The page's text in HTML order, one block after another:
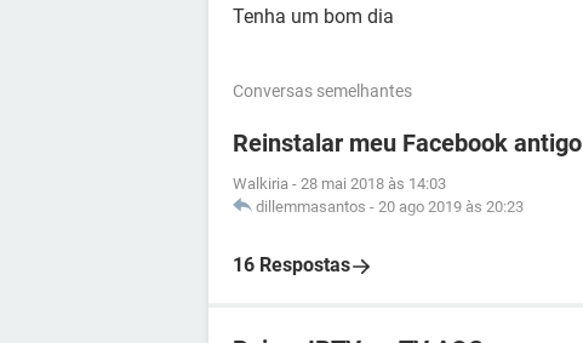
Tenha um bom dia
Conversas semelhantes
Reinstalar meu Facebook antigo
Walkiria - 28 mai 2018 às 14:03
dillemmasantos - 20 ago 2019 às 20:23
16 Respostas